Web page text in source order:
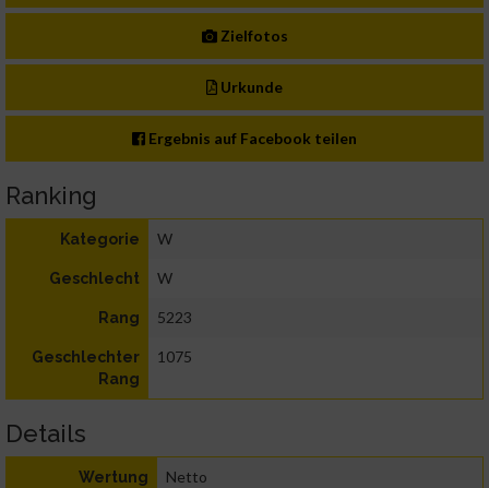
Zielfotos
Urkunde
Ergebnis auf Facebook teilen
Ranking
Kategorie W
Geschlecht W
Rang 5223
Geschlechter
Rang
1075
Details
Wertung Netto